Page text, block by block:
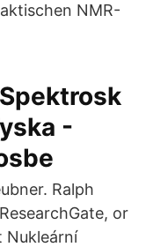
NMR-
Spektrosk
-
Ralph
or
Nukleární